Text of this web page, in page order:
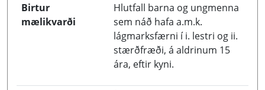
Birtur
mælikvarði
Hlutfall barna og ungmenna
sem náð hafa a.m.k.
lágmarksfærni í i. lestri og ii.
stærðfræði, á aldrinum 15
ára, eftir kyni.